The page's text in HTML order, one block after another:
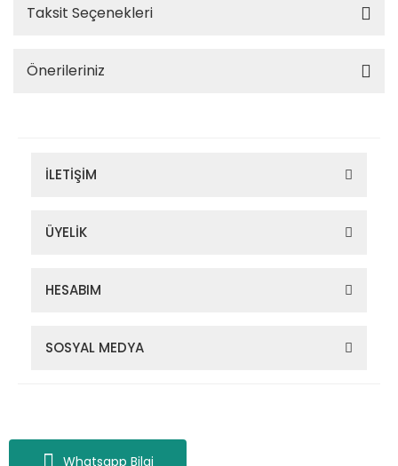
Whatsapp Bilgi
Taksit Seçenekleri
Önerileriniz
İLETİŞİM
ÜYELİK
HESABIM
SOSYAL MEDYA